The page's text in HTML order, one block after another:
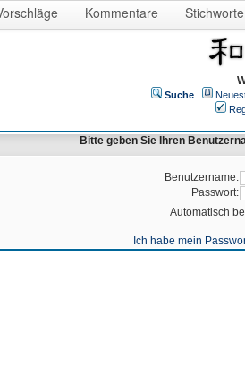
Kommentare Stichworte
Suche
Bitte geben Sie Ihren
Benutzername:
Passwort:
Automatisch
Ich habe mein